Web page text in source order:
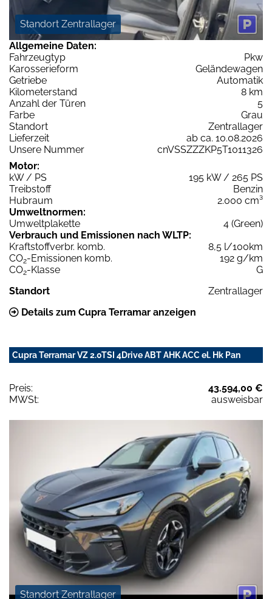
Standort Zentrallager
Allgemeine Daten:
Fahrzeugtyp
Pkw
Karosserieform
Geländewagen
Getriebe
Automatik
Kilometerstand
8 km
Anzahl der Türen
5
Farbe
Grau
Standort
Zentrallager
Lieferzeit
ab ca. 10.08.2026
Unsere Nummer
cnVSSZZZKP5T1011326
Motor:
kW / PS
195 kW / 265 PS
Treibstoff
Benzin
Hubraum
2.000 cm³
Umweltnormen:
Umweltplakette
4 (Green)
Verbrauch und Emissionen nach WLTP:
Kraftstoffverbr. komb.
8,5 l/100km
CO2-Emissionen komb.
192 g/km
CO2-Klasse
G
Standort
Zentrallager
Details zum Cupra Terramar anzeigen
Cupra Terramar VZ 2.0TSI 4Drive ABT AHK ACC el. Hk Pan
Preis:
43.594,00 €
MWSt:
ausweisbar
Standort Zentrallager